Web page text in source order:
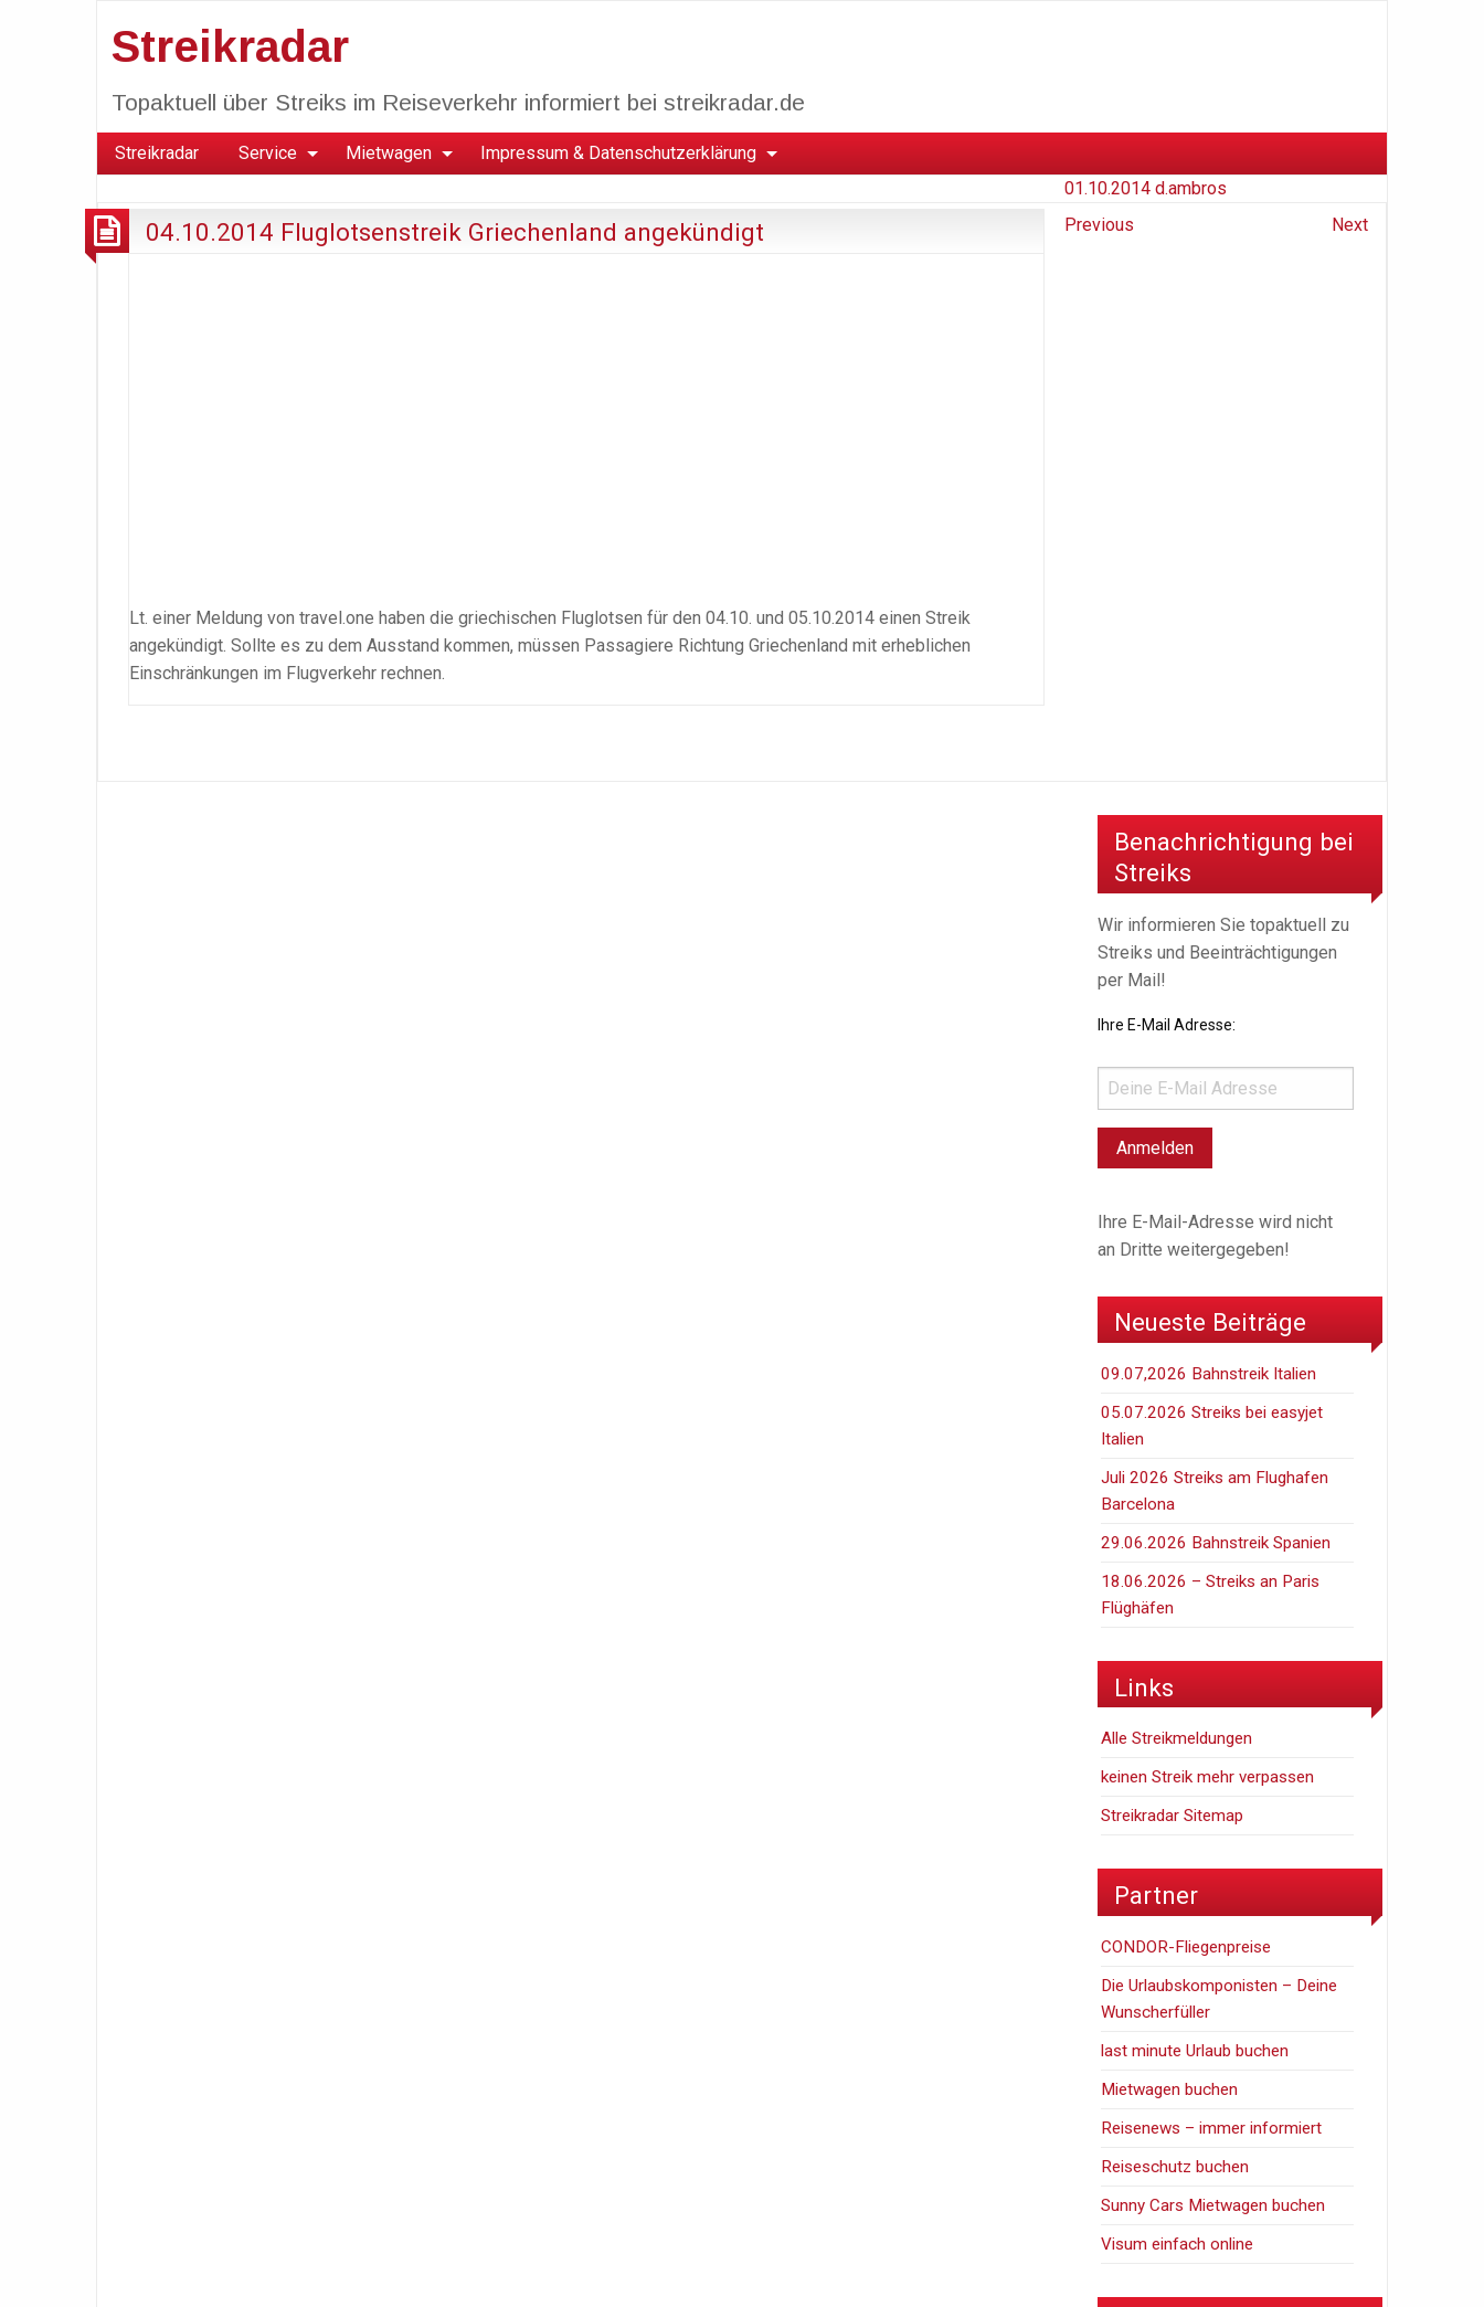
Streikradar
Topaktuell über Streiks im Reiseverkehr informiert bei streikradar.de
Streikradar Service Mietwagen Impressum & Datenschutzerklärung
04.10.2014 Fluglotsenstreik Griechenland angekündigt
Lt. einer Meldung von travel.one haben die griechischen Fluglotsen für den 04.10. und 05.10.2014 einen Streik
angekündigt. Sollte es zu dem Ausstand kommen, müssen Passagiere Richtung Griechenland mit erheblichen
Einschränkungen im Flugverkehr rechnen.
01.10.2014 d.ambros
Previous
Next
Benachrichtigung bei
Streiks
Wir informieren Sie topaktuell zu
Streiks und Beeinträchtigungen
per Mail!
Ihre E-Mail Adresse:
Ihre E-Mail-Adresse wird nicht
an Dritte weitergegeben!
Neueste Beiträge
09.07,2026 Bahnstreik Italien
05.07.2026 Streiks bei easyjet
Italien
Juli 2026 Streiks am Flughafen
Barcelona
29.06.2026 Bahnstreik Spanien
18.06.2026 – Streiks an Paris
Flüghäfen
Links
Alle Streikmeldungen
keinen Streik mehr verpassen
Streikradar Sitemap
Partner
CONDOR-Fliegenpreise
Die Urlaubskomponisten – Deine
Wunscherfüller
last minute Urlaub buchen
Mietwagen buchen
Reisenews – immer informiert
Reiseschutz buchen
Sunny Cars Mietwagen buchen
Visum einfach online